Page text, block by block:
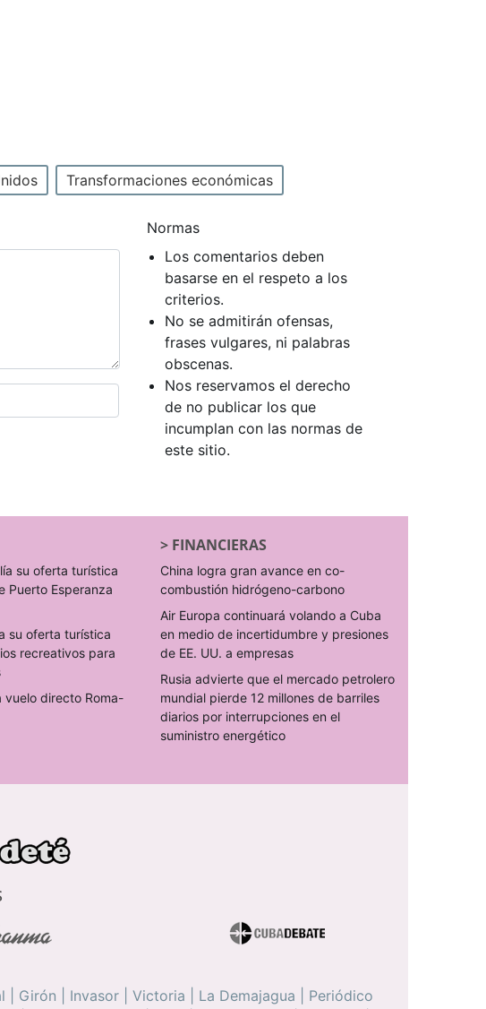
Transformaciones económicas
Normas
Los comentarios deben
basarse en el respeto a los
criterios.
No se admitirán ofensas,
frases vulgares, ni palabras
obscenas.
Nos reservamos el derecho
de no publicar los que
incumplan con las normas de
este sitio.
su oferta turística
Puerto Esperanza
su oferta turística
recreativos para
vuelo directo Roma-
> FINANCIERAS
China logra gran avance en co-
combustión hidrógeno-carbono
Air Europa continuará volando a Cuba
en medio de incertidumbre y presiones
de EE. UU. a empresas
Rusia advierte que el mercado petrolero
mundial pierde 12 millones de barriles
diarios por interrupciones en el
suministro energético
Girón Invasor Victoria La Demajagua
Periódico